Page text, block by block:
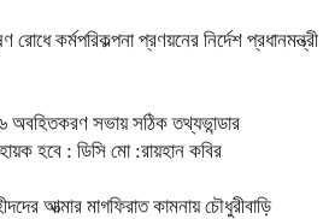
রোধে কর্মপরিকল্পনা প্রণয়নের নির্দেশ প্রধানমন্ত্রী
অবহিতকরণ সভায় সঠিক তথ্যভান্ডার
হবে : ডিসি মো :রায়হান কবির
আত্মার মাগফিরাত কামনায় চৌধুরীবাড়ি